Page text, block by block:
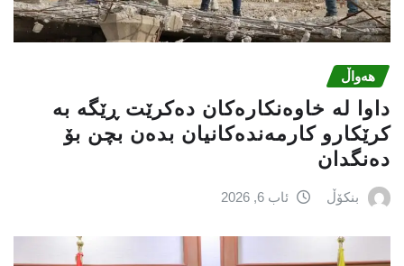
هەواڵ
داوا لە خاوەنکارەکان دەکرێت ڕێگە بە
کرێکارو کارمەندەکانیان بدەن بچن بۆ
دەنگدان
بنکۆڵ ئاب 6, 2026